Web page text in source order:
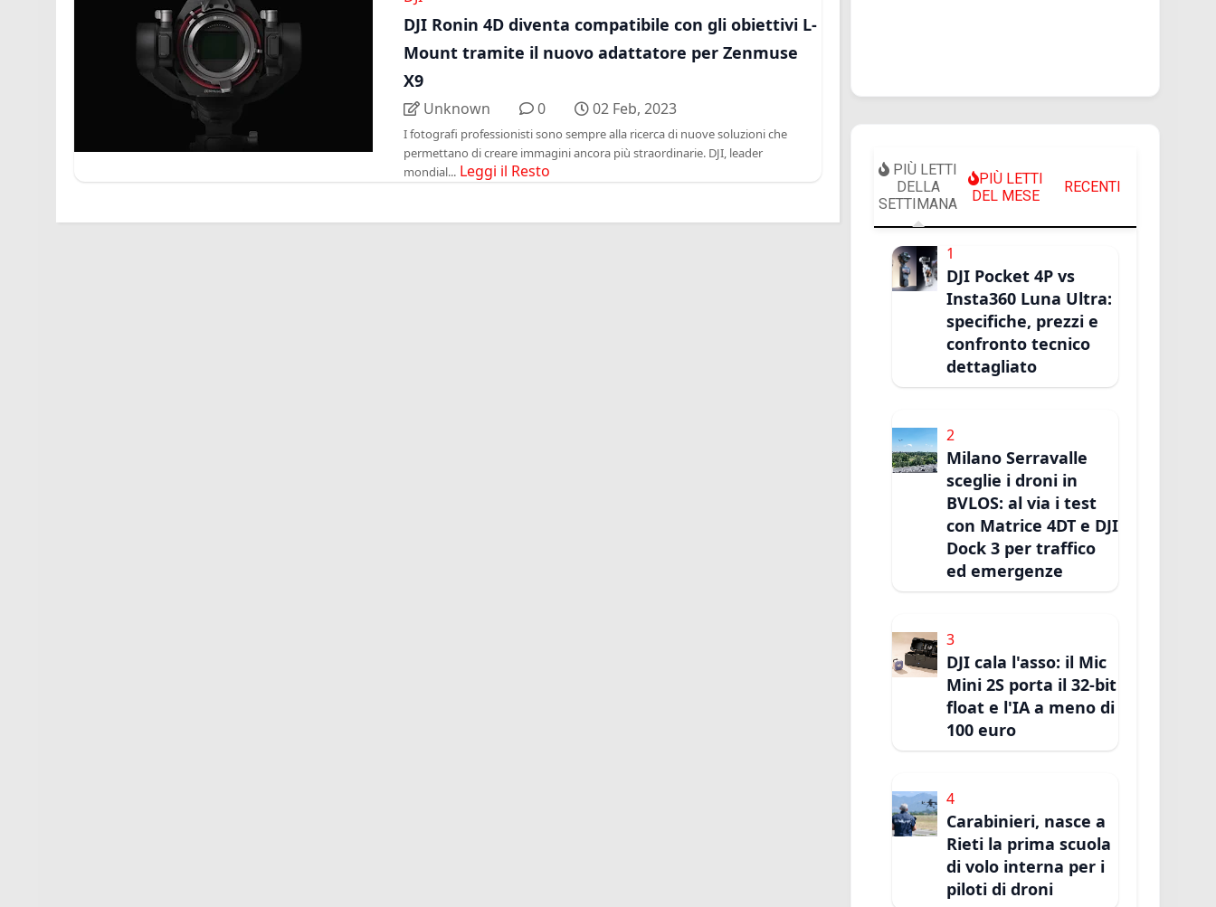
DJI Ronin 4D diventa compatibile con gli obiettivi L-
Mount tramite il nuovo adattatore per Zenmuse
X9
Unknown 0 02 Feb, 2023
I fotografi professionisti sono sempre alla ricerca di nuove soluzioni che
permettano di creare immagini ancora più straordinarie. DJI, leader
mondial... Leggi il Resto
PIÙ LETTI
DELLA
SETTIMANA
PIÙ LETTI
DEL MESE
RECENTI
1
DJI Pocket 4P vs
Insta360 Luna Ultra:
specifiche, prezzi e
confronto tecnico
dettagliato
2
Milano Serravalle
sceglie i droni in
BVLOS: al via i test
con Matrice 4DT e DJI
Dock 3 per traffico
ed emergenze
3
DJI cala l'asso: il Mic
Mini 2S porta il 32-bit
float e l'IA a meno di
100 euro
4
Carabinieri, nasce a
Rieti la prima scuola
di volo interna per i
piloti di droni